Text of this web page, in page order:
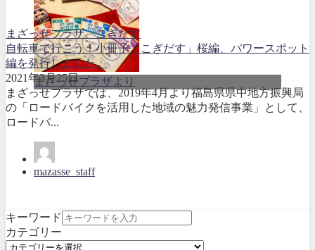
まざっせプラザより
まざっせプラザ、こぎだす
自転車で行こう！小冊子「こぎだす」桜編、パワースポット
編を発行しました。
2021年3月25日
まざっせプラザでは、2019年4月より福島県県中地方振興局
の「ロードバイクを活用した地域の魅力発信事業」として、
ロードバ...
mazasse_staff
キーワード
カテゴリー